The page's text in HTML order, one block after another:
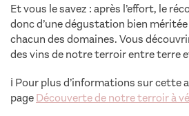
Et vous le savez : après l’effort, le
donc d’une dégustation bien
chacun des domaines. Vous
des vins de notre terroir entre terre
ℹ️ Pour plus d’informations sur cette
pageDécouverte de notre terroir à